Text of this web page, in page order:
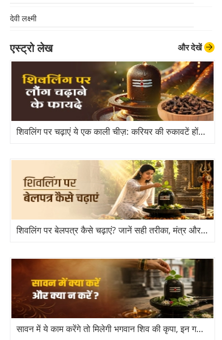
देवी लक्ष्मी
देवी पार्वती
देवी दुर्गा
भगवान ब्रह्मा
भगवान कार्तिकेय
भगवान दत्तात्रेय स्वामी
अन्नपूर्णा देवी
सूर्य देव
तुलसी माता
शाकंभरी माता
अग्नि देव
एस्ट्रो लेख और देखें
शिवलिंग पर चढ़ाएं ये एक काली चीज़: करियर की रुकावटें होंगी दूर
शिवलिंग पर बेलपत्र कैसे चढ़ाएं? जानें सही तरीका, मंत्र और जरूरी नियम
सावन में ये काम करेंगे तो मिलेगी भगवान शिव की कृपा, इन गलतियों से बचें!